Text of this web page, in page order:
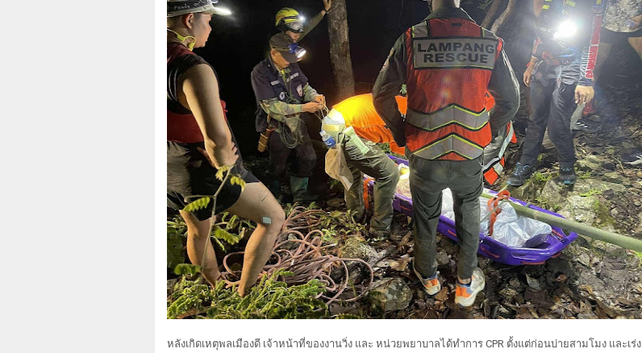
หลังเกิดเหตุพลเมืองดี เจ้าหน้าที่ของงานวิ่ง และ หน่วยพยาบาลได้ทำการ CPR ตั้งแต่ก่อนบ่ายสามโมง และเร่ง